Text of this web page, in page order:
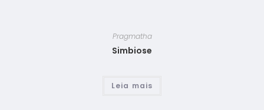
Pragmatha
Simbiose
Leia mais